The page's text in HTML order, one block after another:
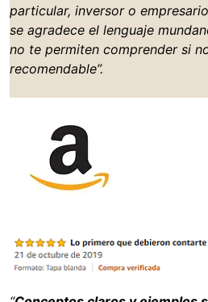
particular, inversor o
se agradece el lenguaje
no te permiten comprender si
recomendable”.